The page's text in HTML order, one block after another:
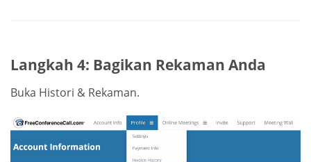
Langkah 4: Bagikan Rekaman Anda
Buka Histori & Rekaman.